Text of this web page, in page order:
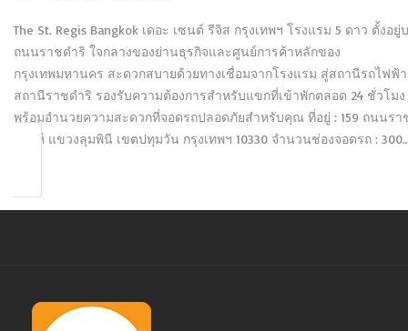
The St. Regis Bangkok เดอะ เซนต์ รีจิส กรุงเทพฯ โรงแรม 5 ดาว ตั้งอยู่
ถนนราชดำริ ใจกลางของย่านธุรกิจและศูนย์การค้าหลักของ
กรุงเทพมหานคร สะดวกสบายด้วยทางเชื่อมจากโรงแรม สู่สถานีรถไฟฟ้า
สถานีราชดำริ รองรับความต้องการสำหรับแขกที่เข้าพักตลอด 24 ชั่วโมง
พร้อมอำนวยความสะดวกที่จอดรถปลอดภัยสำหรับคุณ ที่อยู่ : 159 ถนนรา
ดำริห์ แขวงลุมพินี เขตปทุมวัน กรุงเทพฯ 10330 จำนวนช่องจอดรถ :